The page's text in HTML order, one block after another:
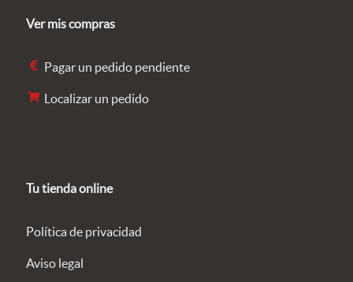
Ver mis compras
Pagar un pedido pendiente
Localizar un pedido
Tu tienda online
Política de privacidad
Aviso legal